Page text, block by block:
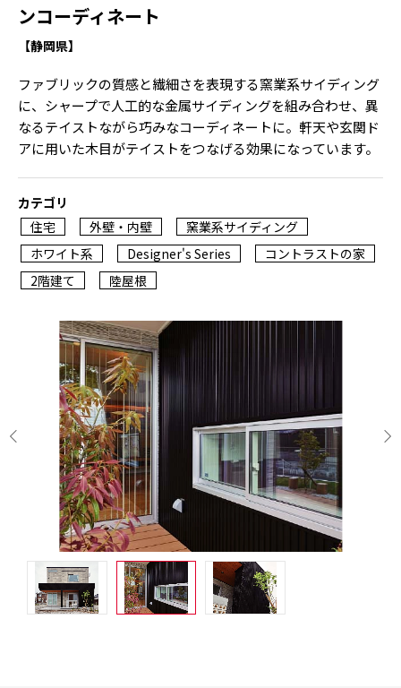
ンコーディネート
【静岡県】
ファブリックの質感と繊細さを表現する窯業系サイディング
に、シャープで人工的な金属サイディングを組み合わせ、異
なるテイストながら巧みなコーディネートに。軒天や玄関ド
アに用いた木目がテイストをつなげる効果になっています。
カテゴリ
住宅
外壁・内壁
窯業系サイディング
ホワイト系
Designer's Series
コントラストの家
2階建て
陸屋根